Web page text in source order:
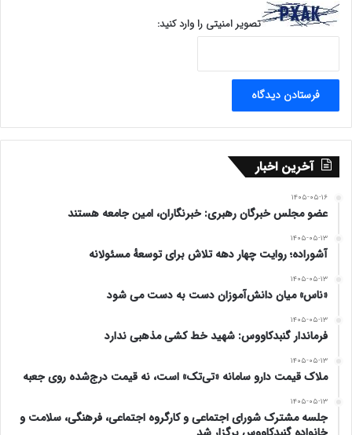
تصویر امنیتی را وارد کنید:
آخرین اخبار
۱۴۰۵-۰۵-۱۶
عضو مجلس خبرگان رهبری: خبرنگاران، امین جامعه هستند
۱۴۰۵-۰۵-۱۳
آشوراده؛ روایت چهار دهه تلاش برای توسعهٔ مسئولانه
۱۴۰۵-۰۵-۱۳
«ناس» میان دانش‌آموزان دست به دست می شود
۱۴۰۵-۰۵-۱۳
فرماندار گنبدکاووس: شهید خط کشی مذهبی ندارد
۱۴۰۵-۰۵-۱۳
ملاک قیمت دارو سامانه «تی‌تک» است، نه قیمت درج‌شده روی جعبه
۱۴۰۵-۰۵-۱۳
جلسه مشترک شورای اجتماعی و کارگروه اجتماعی، فرهنگی، سلامت و